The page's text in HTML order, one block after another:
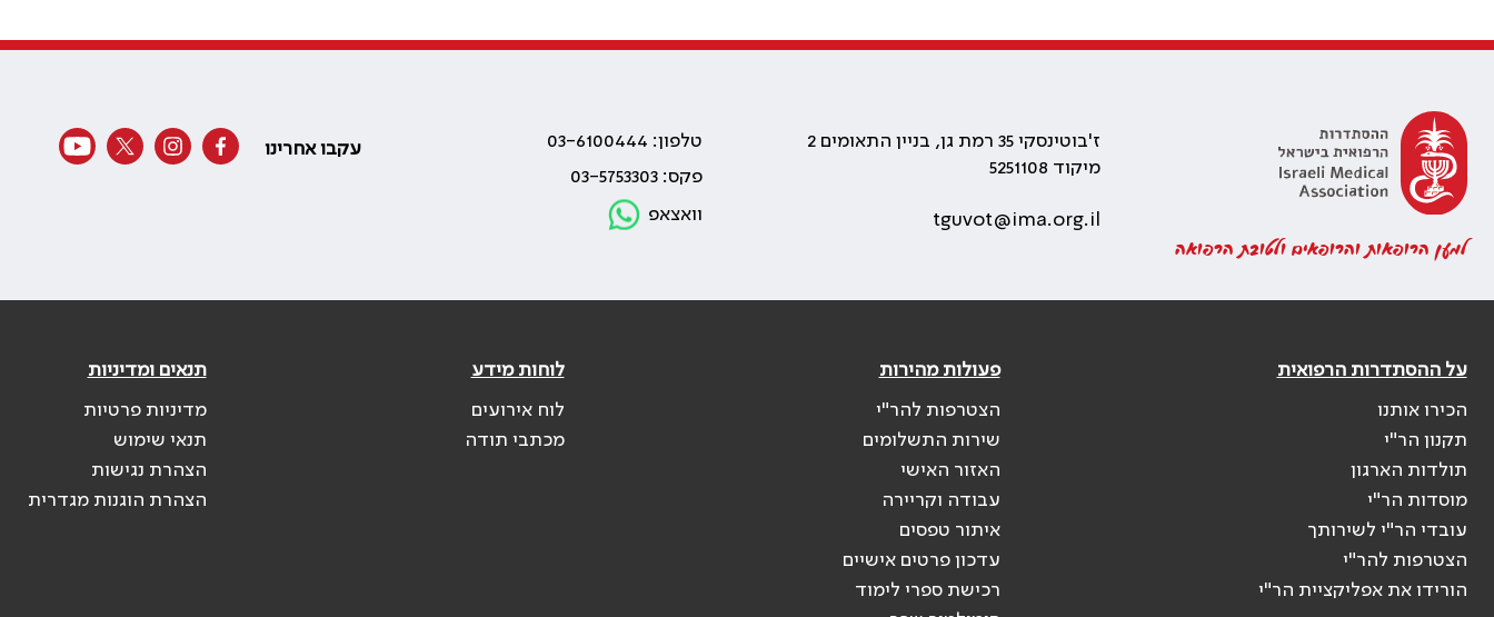
למען הרופאות והרופאים ולטובת הרפואה
ז'בוטינסקי 35 רמת גן, בניין התאומים 2
מיקוד 5251108
tguvot@ima.org.il
טלפון: 03-6100444
פקס: 03-5753303
וואצאפ
עקבו אחרינו
על ההסתדרות הרפואית
הכירו אותנו
תקנון הר"י
תולדות הארגון
מוסדות הר"י
עובדי הר"י לשירותך
הצטרפות להר"י
הורידו את אפליקציית הר"י
פעולות מהירות
הצטרפות להר"י
שירות התשלומים
האזור האישי
עבודה וקריירה
איתור טפסים
עדכון פרטים אישיים
רכישת ספרי לימוד
לוחות מידע
לוח אירועים
מכתבי תודה
תנאים ומדיניות
מדיניות פרטיות
תנאי שימוש
הצהרת נגישות
הצהרת הוגנות מגדרית